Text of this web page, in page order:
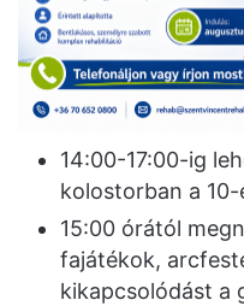
14:00-17:00-ig
kolostorban a
15:00 órától
fajátékok,
kikapcsolódást a